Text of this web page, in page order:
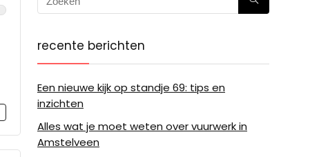
recente berichten
Een nieuwe kijk op standje 69: tips en
inzichten
Alles wat je moet weten over vuurwerk in
Amstelveen